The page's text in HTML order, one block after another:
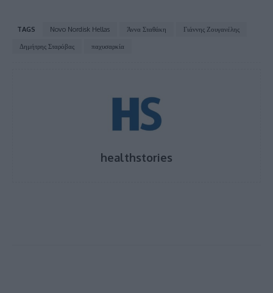
TAGS Novo Nordisk Hellas Άννα Σταθάκη
Γιάννης Ζουγανέλης
Δημήτρης Σταρόβας
παχυσαρκία
healthstories